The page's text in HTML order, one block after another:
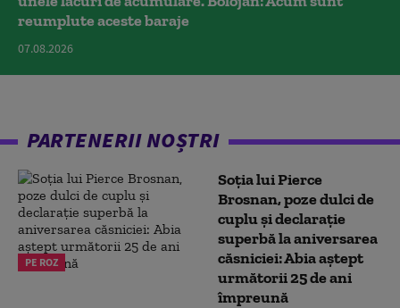
reumplute aceste baraje
07.08.2026
PARTENERII NOȘTRI
PE ROZ
Soția lui Pierce
Brosnan, poze dulci de
cuplu și declarație
superbă la aniversarea
căsniciei: Abia aștept
următorii 25 de ani
împreună